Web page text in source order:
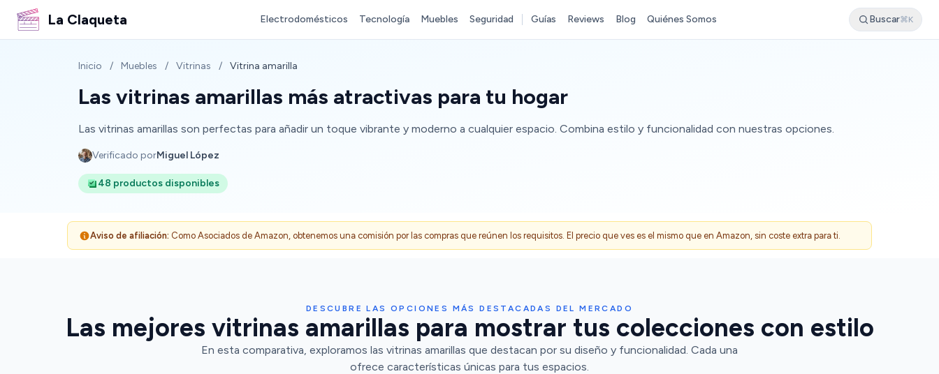
La Claqueta Electrodomésticos Tecnología Muebles Seguridad Guías Reviews Blog Quiénes Somos Buscar⌘K
Inicio / Muebles / Vitrinas / Vitrina amarilla
Las vitrinas amarillas más atractivas para tu hogar
Las vitrinas amarillas son perfectas para añadir un toque vibrante y moderno a cualquier espacio. Combina estilo y funcionalidad con nuestras opciones.
Verificado porMiguel López
48 productos disponibles
Aviso de afiliación: Como Asociados de Amazon, obtenemos una comisión por las compras que reúnen los requisitos. El precio que ves es el mismo que en Amazon, sin coste extra para ti.
DESCUBRE LAS OPCIONES MÁS DESTACADAS DEL MERCADO
Las mejores vitrinas amarillas para mostrar tus colecciones con estilo
En esta comparativa, exploramos las vitrinas amarillas que destacan por su diseño y funcionalidad. Cada una
ofrece características únicas para tus espacios.